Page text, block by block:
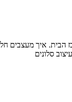
הבית. איך מעצבים
סלונים